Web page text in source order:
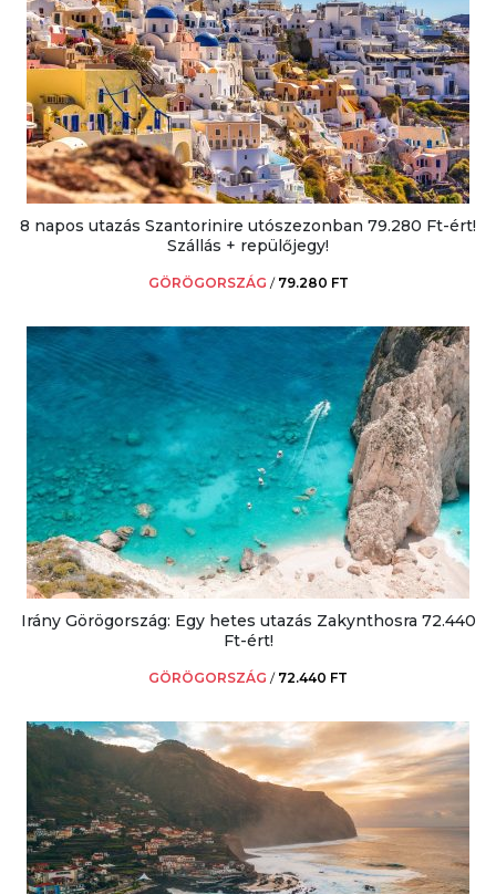
8 napos utazás Szantorinire utószezonban 79.280 Ft-ért!
Szállás + repülőjegy!
GÖRÖGORSZÁG / 79.280 FT
Irány Görögország: Egy hetes utazás Zakynthosra 72.440
Ft-ért!
GÖRÖGORSZÁG / 72.440 FT